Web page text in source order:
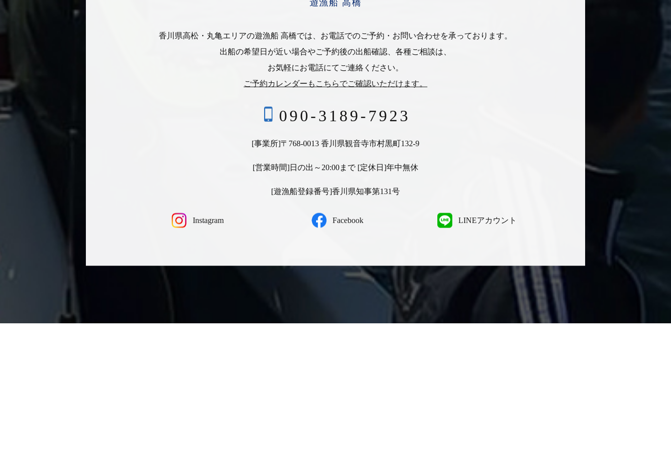
遊漁船 高橋
香川県高松・丸亀エリアの遊漁船 高橋では、お電話でのご予約・お問い合わせを承っております。
出船の希望日が近い場合やご予約後の出船確認、各種ご相談は、
お気軽にお電話にてご連絡ください。
ご予約カレンダーもこちらでご確認いただけます。
090-3189-7923
[事業所]〒768-0013 香川県観音寺市村黒町132-9
[営業時間]日の出～20:00まで [定休日]年中無休
[遊漁船登録番号]香川県知事第131号
Instagram Facebook LINEアカウント